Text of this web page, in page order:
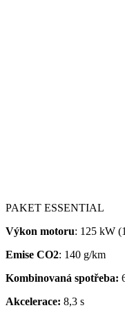
PAKET ESSENTIAL
Výkon motoru: 125 kW
Emise CO2: 140 g/km
Kombinovaná spotřeba:
Akcelerace: 8,3 s